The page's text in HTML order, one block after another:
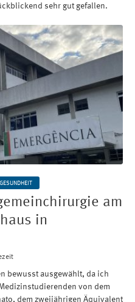
sehr gut gefallen.
am
in
bewusst ausgewählt, da ich
von dem
dem zweijährigen Äquivalent